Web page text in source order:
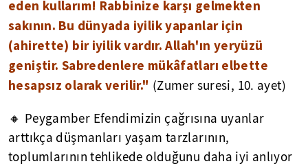
eden kullarım! Rabbinize karşı gelmekten
sakının. Bu dünyada iyilik yapanlar için
(ahirette) bir iyilik vardır. Allah'ın yeryüzü
geniştir. Sabredenlere mükâfatları elbette
hesapsız olarak verilir." (Zumer suresi, 10. ayet)
🔸 Peygamber Efendimizin çağrısına uyanlar
arttıkça düşmanları yaşam tarzlarının,
toplumlarının tehlikede olduğunu daha iyi anlıyor